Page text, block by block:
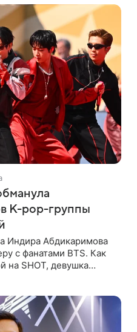
K-pop-группы
Индира Абдикаримова
с фанатами BTS. Как
на SHOT, девушка